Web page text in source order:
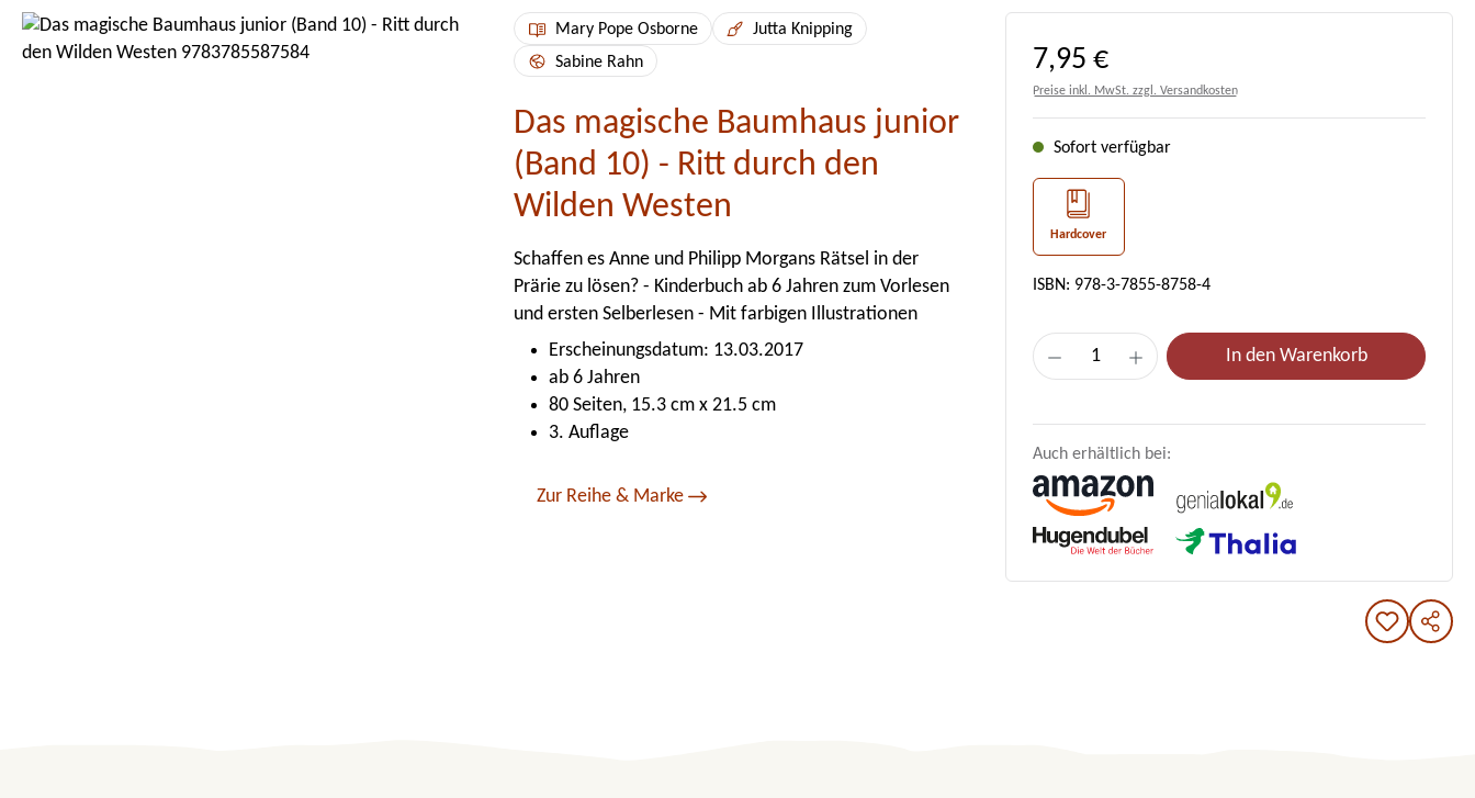
Bildergalerie überspringen Mary Pope Osborne
Jutta Knipping
Sabine Rahn
Das magische Baumhaus junior
(Band 10) - Ritt durch den
Wilden Westen
Schaffen es Anne und Philipp Morgans Rätsel in der
Prärie zu lösen? - Kinderbuch ab 6 Jahren zum Vorlesen
und ersten Selberlesen - Mit farbigen Illustrationen
Erscheinungsdatum: 13.03.2017
ab 6 Jahren
80 Seiten, 15.3 cm x 21.5 cm
3. Auflage
Zur Reihe & Marke
Regulärer Preis:
7,95 €
Preise inkl. MwSt. zzgl. Versandkosten
Sofort verfügbar
Hardcover
ISBN: 978-3-7855-8758-4
Produkt Anzahl: Gib den gewünschten
In den Warenkorb
Auch erhältlich bei: